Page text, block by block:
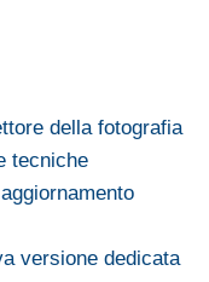
della fotografia
tecniche
versione dedicata